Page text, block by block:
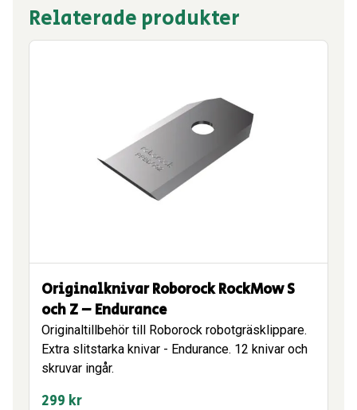
Relaterade produkter
Originalknivar Roborock RockMow S
och Z – Endurance
Originaltillbehör till Roborock robotgräsklippare.
Extra slitstarka knivar - Endurance. 12 knivar och
skruvar ingår.
299 kr